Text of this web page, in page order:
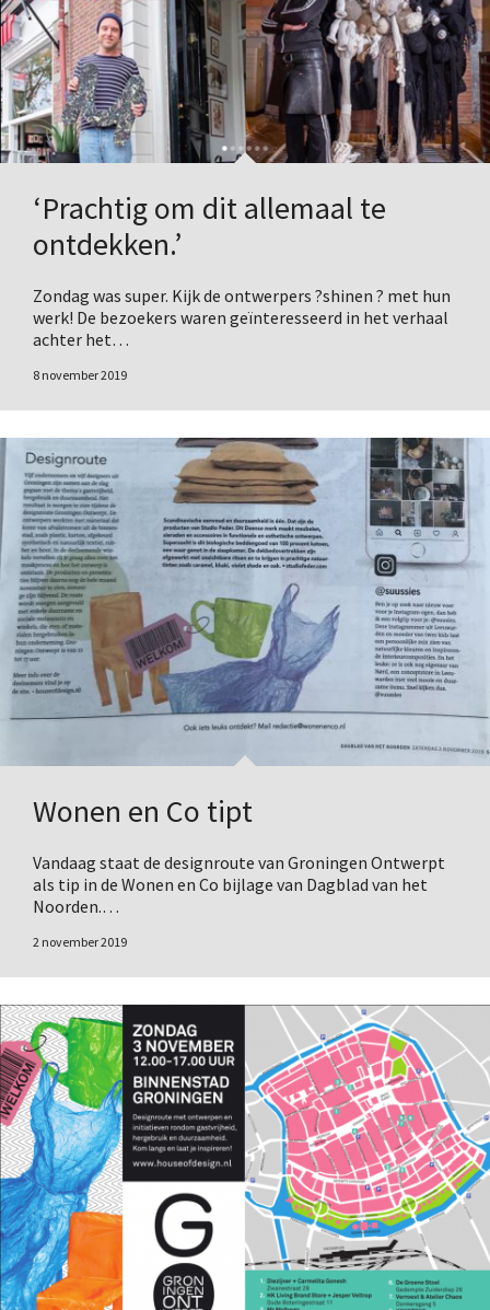
‘Prachtig om dit allemaal te
ontdekken.’
Zondag was super. Kijk de ontwerpers ?shinen ? met hun
werk! De bezoekers waren geïnteresseerd in het verhaal
achter het…
8 november 2019
Wonen en Co tipt
Vandaag staat de designroute van Groningen Ontwerpt
als tip in de Wonen en Co bijlage van Dagblad van het
Noorden.…
2 november 2019